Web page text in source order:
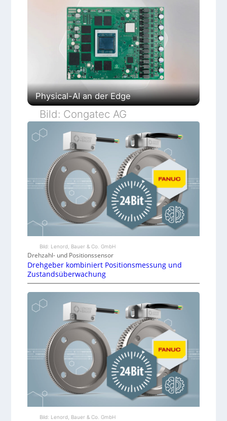
Physical-AI an der Edge
Bild: Congatec AG
Bild: Lenord, Bauer & Co. GmbH
Drehzahl- und Positionssensor
Drehgeber kombiniert Positionsmessung und
Zustandsüberwachung
Bild: Lenord, Bauer & Co. GmbH